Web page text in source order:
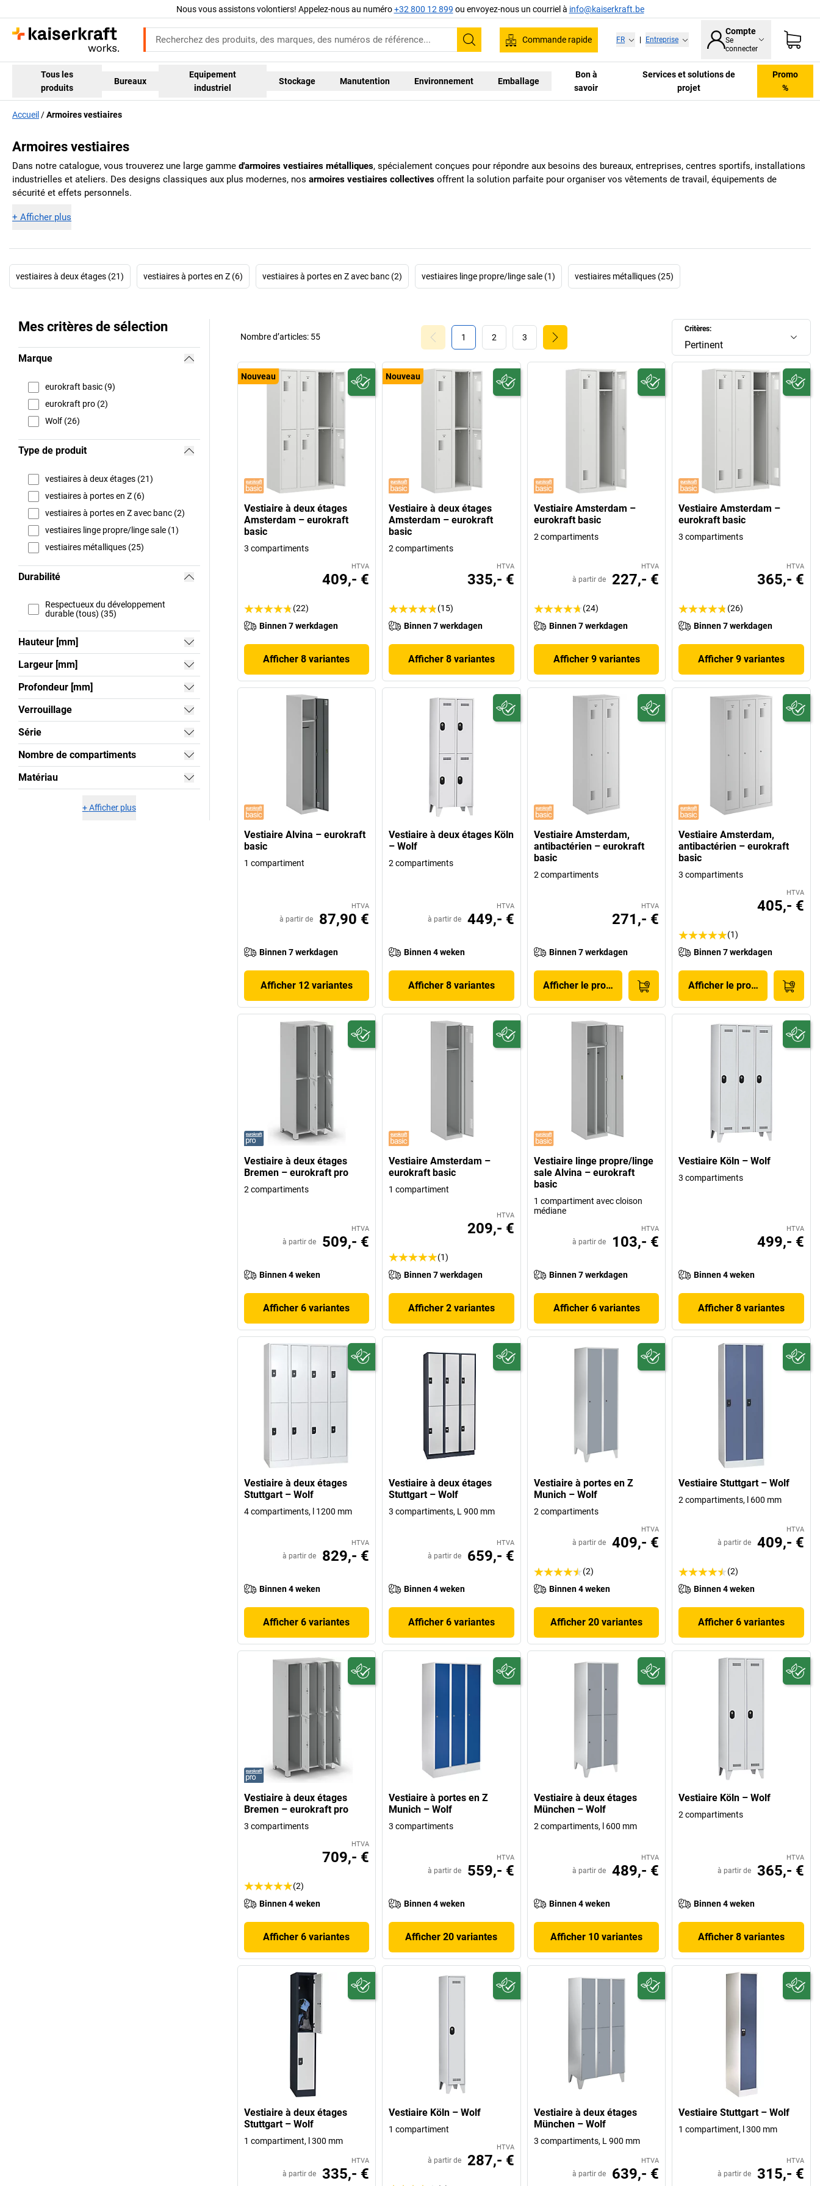
Nous vous assistons volontiers! Appelez-nous au numéro+32 800 12 899 ou envoyez-nous un courriel à info@kaiserkraft.be
Recherche
Commande rapide FR Entreprise
Compte
Se
connecter
Tous les
produits
Bureaux
Equipement
industriel
Stockage Manutention Environnement Emballage
Bon à
savoir
Services et solutions de
projet
Promo
%
Accueil Armoires vestiaires
Armoires vestiaires
Dans notre catalogue, vous trouverez une large gamme d'armoires vestiaires métalliques, spécialement conçues pour répondre aux besoins des bureaux, entreprises, centres sportifs, installations
industrielles et ateliers. Des designs classiques aux plus modernes, nos armoires vestiaires collectives offrent la solution parfaite pour organiser vos vêtements de travail, équipements de
sécurité et effets personnels.
+ Afficher plus
vestiaires à deux étages (21) vestiaires à portes en Z (6) vestiaires à portes en Z avec banc (2) vestiaires linge propre/linge sale (1) vestiaires métalliques (25)
Mes critères de sélection
Marque
eurokraft basic (9)
eurokraft pro (2)
Wolf (26)
Type de produit
vestiaires à deux étages (21)
vestiaires à portes en Z (6)
vestiaires à portes en Z avec banc (2)
vestiaires linge propre/linge sale (1)
vestiaires métalliques (25)
Durabilité
Respectueux du développement
durable (tous) (35)
Hauteur [mm]
Largeur [mm]
Profondeur [mm]
Verrouillage
Série
Nombre de compartiments
Matériau
+Afficher plus
Critères:
Pertinent
1 2 3
Nombre d’articles: 55
Nouveau
Vestiaire à deux étages
Amsterdam – eurokraft
basic
3 compartiments
HTVA
409,- €
(22)
Binnen 7 werkdagen
Afficher 8 variantes
Nouveau
Vestiaire à deux étages
Amsterdam – eurokraft
basic
2 compartiments
HTVA
335,- €
(15)
Binnen 7 werkdagen
Afficher 8 variantes
Vestiaire Amsterdam –
eurokraft basic
2 compartiments
HTVA
à partir de 227,- €
(24)
Binnen 7 werkdagen
Afficher 9 variantes
Vestiaire Amsterdam –
eurokraft basic
3 compartiments
HTVA
365,- €
(26)
Binnen 7 werkdagen
Afficher 9 variantes
Vestiaire Alvina – eurokraft
basic
1 compartiment
HTVA
à partir de 87,90 €
Binnen 7 werkdagen
Afficher 12 variantes
Vestiaire à deux étages Köln
– Wolf
2 compartiments
HTVA
à partir de 449,- €
Binnen 4 weken
Afficher 8 variantes
Vestiaire Amsterdam,
antibactérien – eurokraft
basic
2 compartiments
HTVA
271,- €
Binnen 7 werkdagen
Afficher le produit
Vestiaire Amsterdam,
antibactérien – eurokraft
basic
3 compartiments
HTVA
405,- €
(1)
Binnen 7 werkdagen
Afficher le produit
Vestiaire à deux étages
Bremen – eurokraft pro
2 compartiments
HTVA
à partir de 509,- €
Binnen 4 weken
Afficher 6 variantes
Vestiaire Amsterdam –
eurokraft basic
1 compartiment
HTVA
209,- €
(1)
Binnen 7 werkdagen
Afficher 2 variantes
Vestiaire linge propre/linge
sale Alvina – eurokraft
basic
1 compartiment avec cloison
médiane
HTVA
à partir de 103,- €
Binnen 7 werkdagen
Afficher 6 variantes
Vestiaire Köln – Wolf
3 compartiments
HTVA
499,- €
Binnen 4 weken
Afficher 8 variantes
Vestiaire à deux étages
Stuttgart – Wolf
4 compartiments, l 1200 mm
HTVA
à partir de 829,- €
Binnen 4 weken
Afficher 6 variantes
Vestiaire à deux étages
Stuttgart – Wolf
3 compartiments, L 900 mm
HTVA
à partir de 659,- €
Binnen 4 weken
Afficher 6 variantes
Vestiaire à portes en Z
Munich – Wolf
2 compartiments
HTVA
à partir de 409,- €
(2)
Binnen 4 weken
Afficher 20 variantes
Vestiaire Stuttgart – Wolf
2 compartiments, l 600 mm
HTVA
à partir de 409,- €
(2)
Binnen 4 weken
Afficher 6 variantes
Vestiaire à deux étages
Bremen – eurokraft pro
3 compartiments
HTVA
709,- €
(2)
Binnen 4 weken
Afficher 6 variantes
Vestiaire à portes en Z
Munich – Wolf
3 compartiments
HTVA
à partir de 559,- €
Binnen 4 weken
Afficher 20 variantes
Vestiaire à deux étages
München – Wolf
2 compartiments, l 600 mm
HTVA
à partir de 489,- €
Binnen 4 weken
Afficher 10 variantes
Vestiaire Köln – Wolf
2 compartiments
HTVA
à partir de 365,- €
Binnen 4 weken
Afficher 8 variantes
Vestiaire à deux étages
Stuttgart – Wolf
1 compartiment, l 300 mm
HTVA
à partir de 335,- €
Vestiaire Köln – Wolf
1 compartiment
HTVA
à partir de 287,- €
Vestiaire à deux étages
München – Wolf
3 compartiments, L 900 mm
HTVA
à partir de 639,- €
Vestiaire Stuttgart – Wolf
1 compartiment, l 300 mm
HTVA
à partir de 315,- €